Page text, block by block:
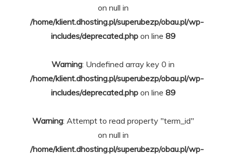
on null in
/home/klient.dhosting.pl/superubezp/obau.pl/wp-
includes/deprecated.phpon line 89
Warning: Undefined array key 0 in
/home/klient.dhosting.pl/superubezp/obau.pl/wp-
includes/deprecated.phpon line 89
Warning: Attempt to read property "term_id"
on null in
/home/klient.dhosting.pl/superubezp/obau.pl/wp-